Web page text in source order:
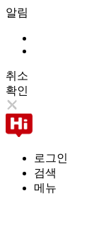
알림
취소
확인
로그인
검색
메뉴